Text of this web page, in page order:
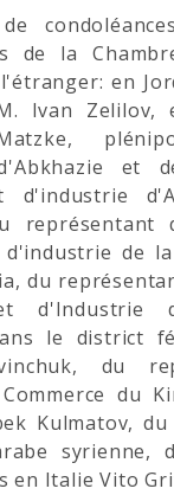
de la
en
Ivan Zelilov,
et
d'industrie
représentant
d'industrie de
du
d'Industrie
le district
du
du
Kulmatov,
syrienne,
en Italie Vito